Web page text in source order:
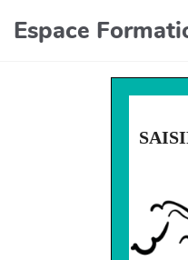
Aller au contenu
Espace